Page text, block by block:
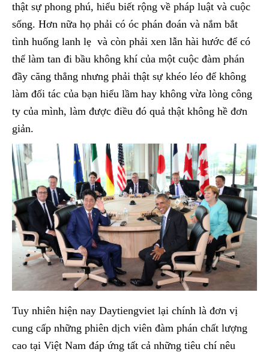
thật sự phong phú, hiểu biết rộng về pháp luật và cuộc
sống. Hơn nữa họ phải có óc phán đoán và nắm bắt
tình huống lanh lẹ và còn phải xen lẫn hài hước để có
thể làm tan đi bầu không khí của một cuộc đàm phán
đầy căng thẳng nhưng phải thật sự khéo léo để không
làm đối tác của bạn hiểu lầm hay không vừa lòng công
ty của mình, làm được điều đó quả thật không hề đơn
giản.
Tuy nhiên hiện nay Daytiengviet lại chính là đơn vị
cung cấp những phiên dịch viên đàm phán chất lượng
cao tại Việt Nam đáp ứng tất cả những tiêu chí nêu